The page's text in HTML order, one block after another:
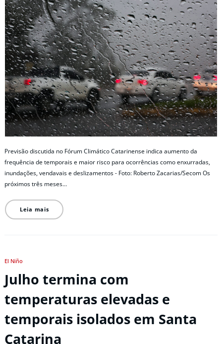
Previsão discutida no Fórum Climático Catarinense indica aumento da
frequência de temporais e maior risco para ocorrências como enxurradas,
inundações, vendavais e deslizamentos - Foto: Roberto Zacarias/Secom Os
próximos três meses…
Leia mais
El Niño
Julho termina com
temperaturas elevadas e
temporais isolados em Santa
Catarina